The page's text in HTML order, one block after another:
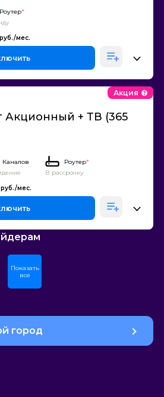
Роутер*
Акционный + ТВ (365
Акция
Каналов
Роутер*
В рассрочку
Показать
все
город